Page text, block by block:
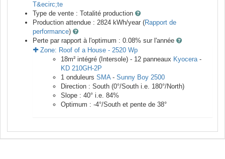
T&ecirc;te
Type de vente : Totalité production
Production attendue : 2824 kWh/year (Rapport de
performance)
Perte par rapport à l'optimum : 0.08% sur l'année
Zone: Roof of a House - 2520 Wp
18m² intégré (Intersole) - 12 panneaux Kyocera-
KD 210GH-2P
1 onduleurs SMA- Sunny Boy 2500
Direction : South (0°/South i.e. 180°/North)
Slope : 40° i.e. 84%
Optimum : -4°/South et pente de 38°